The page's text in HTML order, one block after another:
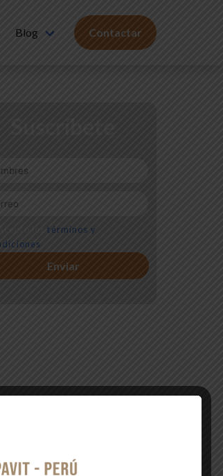
Blog Contactar
Acepto lostérminos y